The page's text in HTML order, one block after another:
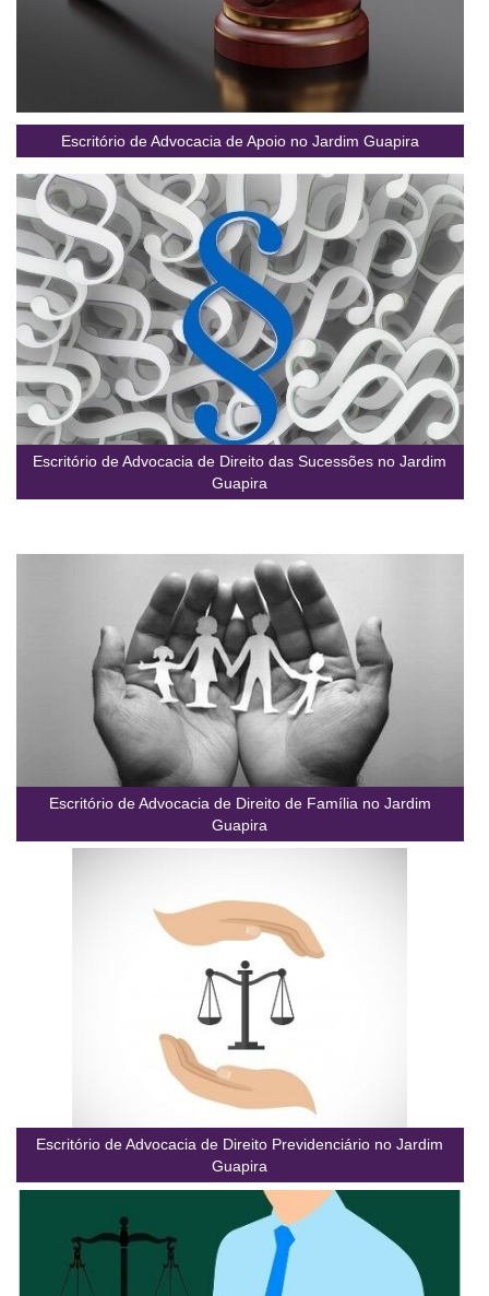
Escritório de Advocacia de Apoio no Jardim Guapira
Escritório de Advocacia de Direito das Sucessões no Jardim
Guapira
Escritório de Advocacia de Direito de Família no Jardim
Guapira
Escritório de Advocacia de Direito Previdenciário no Jardim
Guapira